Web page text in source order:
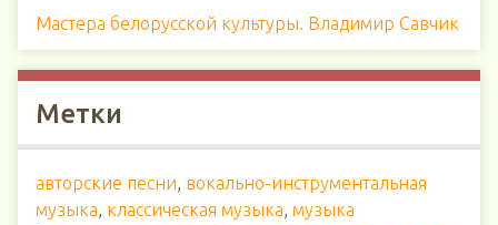
Мастера белорусской культуры. Владимир Савчик
Метки
авторские песни, вокально-инструментальная
музыка, классическая музыка, музыка